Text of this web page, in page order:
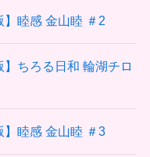
睦感 金山睦 ＃2
ちろる日和 輪湖チロ
】睦感 金山睦 ＃3